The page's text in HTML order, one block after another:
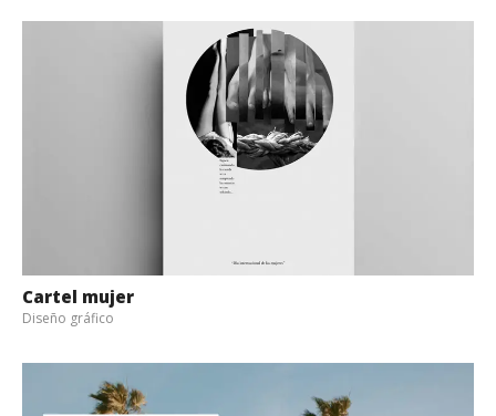
Cartel mujer
Diseño gráfico